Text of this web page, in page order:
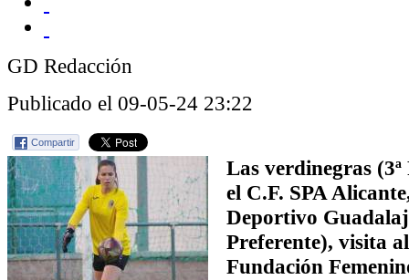
GD Redacción
Publicado el 09-05-24 23:22
Compartir
Las verdinegras
el C.F. SPA
Deportivo
Preferente), visita
Fundación